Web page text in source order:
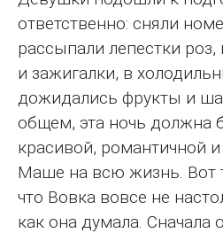
ответственно: сняли
рассыпали лепестки роз,
и зажигалки, в
дожидались фрукты и
общем, эта ночь должна
красивой, романтичной
Маше на всю жизнь. Вот
что Вовка вовсе не
как она думала. Сначала